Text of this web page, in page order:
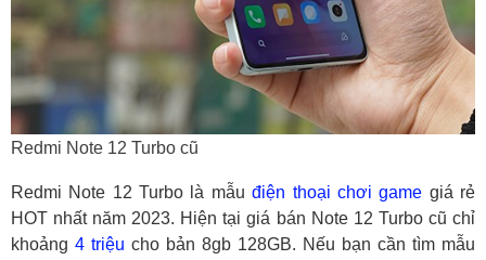
Redmi Note 12 Turbo cũ
Redmi Note 12 Turbo là mẫuđiện thoại chơi game giá rẻ
HOT nhất năm 2023. Hiện tại giá bán Note 12 Turbo cũ chỉ
khoảng 4 triệu cho bản 8gb 128GB. Nếu bạn cần tìm mẫu